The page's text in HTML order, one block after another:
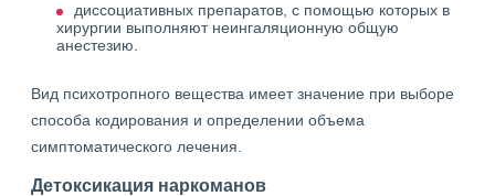
диссоциативных препаратов, с помощью которых в
хирургии выполняют неингаляционную общую
анестезию.
Вид психотропного вещества имеет значение при выборе
способа кодирования и определении объема
симптоматического лечения.
Детоксикация наркоманов